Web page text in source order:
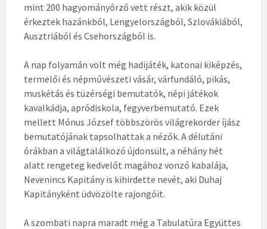
mint 200 hagyományőrző vett részt, akik közül
érkeztek hazánkból, Lengyelországból, Szlovákiából,
Ausztriából és Csehországból is.
A nap folyamán volt még hadijáték, katonai kiképzés,
termelői és népművészeti vásár, várfundáló, pikás,
muskétás és tüzérségi bemutatók, népi játékok
kavalkádja, apródiskola, fegyverbemutató. Ezek
mellett Mónus József többszörös világrekorder íjász
bemutatójának tapsolhattak a nézők. A délutáni
órákban a világtalálkozó újdonsült, a néhány hét
alatt rengeteg kedvelőt magához vonzó kabalája,
Nevenincs Kapitány is kihirdette nevét, aki Duhaj
Kapitányként üdvözölte rajongóit.
A szombati napra maradt még a Tabulatúra Együttes